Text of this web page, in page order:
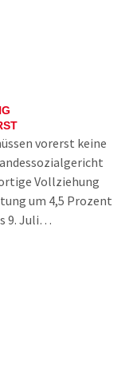
vorerst keine
Vollziehung
um 4,5 Prozent
9. Juli…